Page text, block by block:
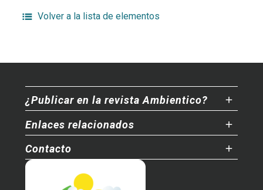
Volver a la lista de elementos
¿Publicar en la revista Ambientico?
Enlaces relacionados
Contacto